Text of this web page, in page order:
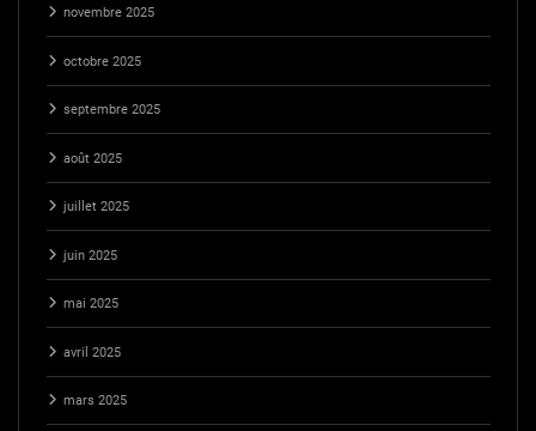
novembre 2025
octobre 2025
septembre 2025
août 2025
juillet 2025
juin 2025
mai 2025
avril 2025
mars 2025